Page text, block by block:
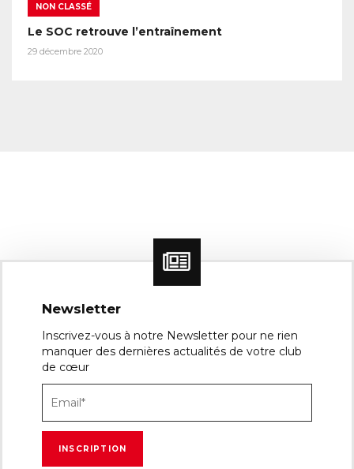
NON CLASSÉ
Le SOC retrouve l’entraînement
29 décembre 2020
Newsletter
Inscrivez-vous à notre Newsletter pour ne rien
manquer des dernières actualités de votre club
de cœur